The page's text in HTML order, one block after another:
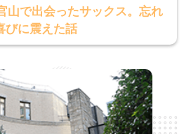
山で出会ったサックス。忘れ
びに震えた話